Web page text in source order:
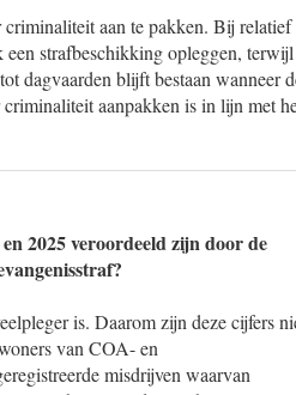
aan te pakken. Bij relatief
strafbeschikking opleggen, terwijl
dagvaarden blijft bestaan wanneer
aanpakken is in lijn met
2025 veroordeeld zijn door de
is. Daarom zijn deze cijfers
van COA- en
misdrijven waarvan